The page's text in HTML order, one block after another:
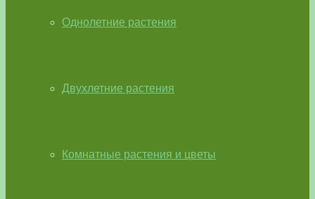
Однолетние растения
Двухлетние растения
Комнатные растения и цветы